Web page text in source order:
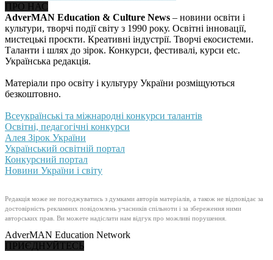
ПРО НАС
AdverMAN Education & Culture News – новини освіти і
культури, творчі події світу з 1990 року. Освітні інновації,
мистецькі проєкти. Креативні індустрії. Творчі екосистеми.
Таланти і шлях до зірок. Конкурси, фестивалі, курси etc.
Українська редакція.
Матеріали про освіту і культуру України розміщуються
безкоштовно.
Всеукраїнські та міжнародні конкурси талантів
Освітні, педагогічні конкурси
Алея Зірок України
Український освітній портал
Конкурсний портал
Новини України і світу
Редакція може не погоджуватись з думками авторів матеріалів, а також не відповідає за
достовірність рекламних повідомлень учасників спільноти і за збереження ними
авторських прав. Ви можете надіслати нам відгук про можливі порушення.
AdverMAN Education Network
ПРИЄДНУЙТЕСЬ